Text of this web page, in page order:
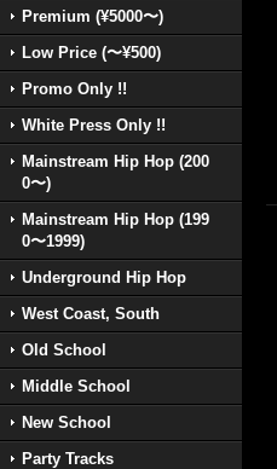
Premium (¥5000〜)
Low Price (〜¥500)
Promo Only !!
White Press Only !!
Mainstream Hip Hop (200
0〜)
Mainstream Hip Hop (199
0〜1999)
Underground Hip Hop
West Coast, South
Old School
Middle School
New School
Party Tracks